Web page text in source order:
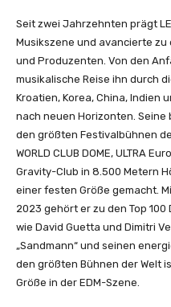
Seit zwei Jahrzehnten prägt
Musikszene und avancierte
und Produzenten. Von den
musikalische Reise ihn durch
Kroatien, Korea, China, Indien
nach neuen Horizonten.
den größten Festivalbühnen
WORLD CLUB DOME, ULTRA
Gravity-Club in 8.500 Metern
einer festen Größe gemacht.
2023 gehört er zu den Top
wie David Guetta und Dimitri
„Sandmann“ und seinen
den größten Bühnen der Welt
Größe in der EDM-Szene.